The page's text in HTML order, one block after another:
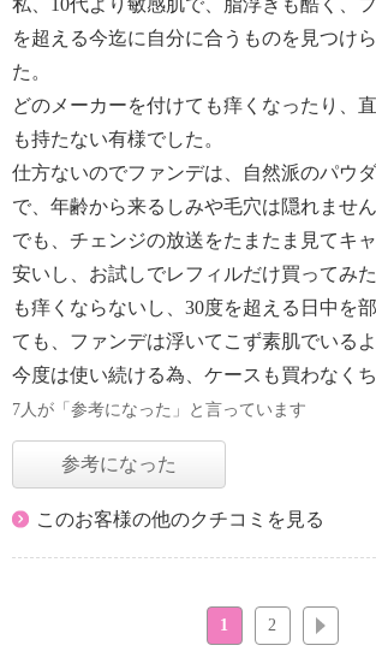
私、10代より敏感肌で、脂浮きも酷く、
を超える今迄に自分に合うものを見つけ
た。
どのメーカーを付けても痒くなったり、
も持たない有様でした。
仕方ないのでファンデは、自然派のパウ
で、年齢から来るしみや毛穴は隠れません
でも、チェンジの放送をたまたま見てキ
安いし、お試しでレフィルだけ買ってみ
も痒くならないし、30度を超える日中を
ても、ファンデは浮いてこず素肌でいる
今度は使い続ける為、ケースも買わなくち
7人が「参考になった」と言っています
参考になった
このお客様の他のクチコミを見る
1 2